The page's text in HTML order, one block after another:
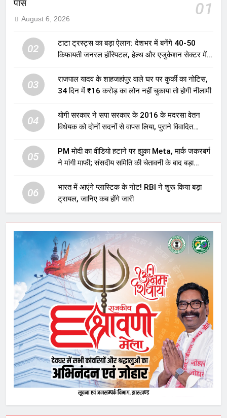
पास 01
August 6, 2026
02
टाटा ट्रस्ट्स का बड़ा ऐलान: देशभर में बनेंगे 40-50
किफायती जनरल हॉस्पिटल, हेल्थ और एजुकेशन सेक्टर में
03
राजपाल यादव के शाहजहांपुर वाले घर पर कुर्की का नोटिस,
34 दिन में ₹16 करोड़ का लोन नहीं चुकाया तो होगी नीलामी
04
योगी सरकार ने सपा सरकार के 2016 के मदरसा वेतन
विधेयक को दोनों सदनों से वापस लिया, पुराने विवादित
05
PM मोदी का वीडियो हटाने पर झुका Meta, मार्क जकरबर्ग
ने मांगी माफी; संसदीय समिति की चेतावनी के बाद बड़ा
06
भारत में आएंगे प्लास्टिक के नोट! RBI ने शुरू किया बड़ा
ट्रायल, जानिए कब होंगे जारी